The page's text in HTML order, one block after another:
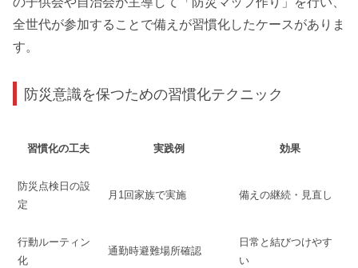
全世代が参加することで備えが習慣化したケースがありま
す。
防災意識を保つための習慣化テクニック
習慣化の工夫 実践例 効果
防災点検日の設
定
月1回家族で実施 備えの継続・見直し
行動ルーティン
化
通勤時避難場所確認
日常と結びつけやす
い